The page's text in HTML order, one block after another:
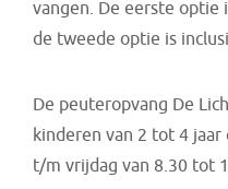
vangen. De eerste optie
de tweede optie is
De peuteropvang De
kinderen van 2 tot 4 jaar
t/m vrijdag van 8.30 tot